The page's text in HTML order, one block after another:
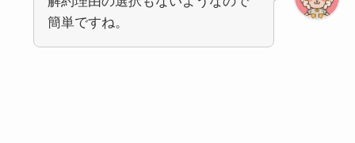
簡単ですね。